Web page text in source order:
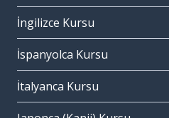
İngilizce Kursu
İspanyolca Kursu
İtalyanca Kursu